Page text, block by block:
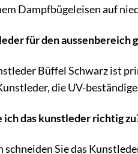
Dampfbügeleisen auf
für den aussenbereich
Büffel Schwarz ist
die UV-
ich das kunstleder richtig
Sie das